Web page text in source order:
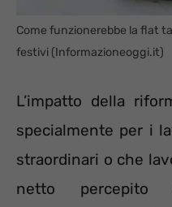
Come funzionerebbe la flat
festivi (Informazioneoggi.it)
L’impatto della
specialmente per i
straordinari o che
netto percepito